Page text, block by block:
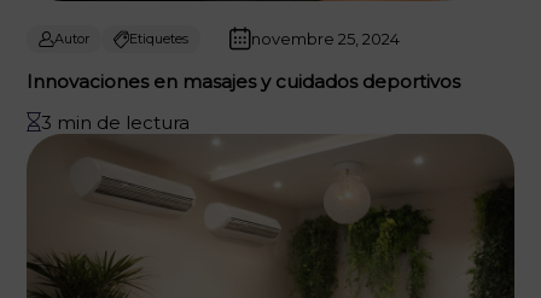
Autor Etiquetes novembre 25, 2024
Innovaciones en masajes y cuidados deportivos
3 min de lectura